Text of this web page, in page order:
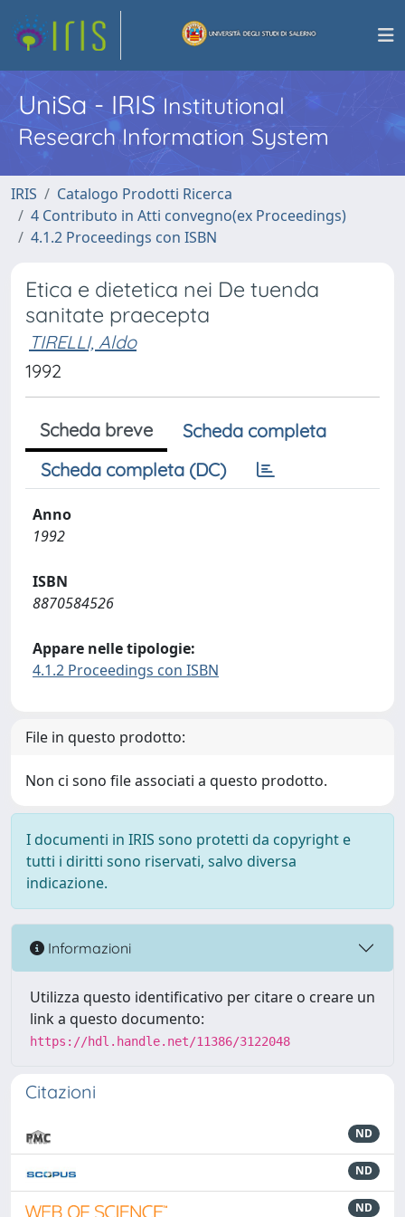
UniSa - IRISInstitutional
Research Information System
IRIS
Catalogo Prodotti Ricerca
4 Contributo in Atti convegno(ex Proceedings)
4.1.2 Proceedings con ISBN
Etica e dietetica nei De tuenda
sanitate praecepta
TIRELLI, Aldo
1992
Scheda breve
Scheda completa
Scheda completa (DC)
Anno
1992
ISBN
8870584526
Appare nelle tipologie:
4.1.2 Proceedings con ISBN
File in questo prodotto:
Non ci sono file associati a questo prodotto.
I documenti in IRIS sono protetti da copyright e
tutti i diritti sono riservati, salvo diversa
indicazione.
Informazioni
Utilizza questo identificativo per citare o creare un
link a questo documento:
https://hdl.handle.net/11386/3122048
Citazioni
ND
ND
ND